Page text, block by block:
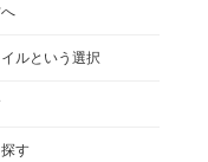
ルという選択
す